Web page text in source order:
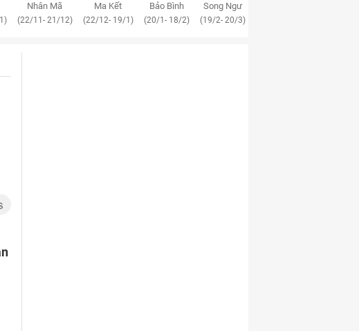
Nhân Mã
(22/11- 21/12)
Ma Kết
(22/12- 19/1)
Bảo Bình
(20/1- 18/2)
Song Ngư
(19/2- 20/3)